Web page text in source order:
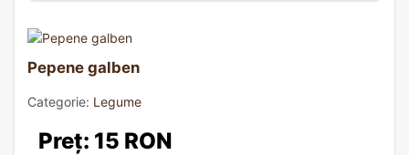
Pepene galben
Categorie: Legume
Preț: 15 RON